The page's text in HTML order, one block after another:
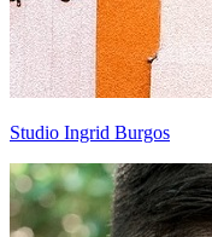
Studio Ingrid Burgos